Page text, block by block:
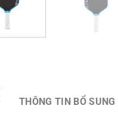
THÔNG TIN BỔ SUNG